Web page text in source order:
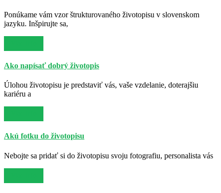
Ponúkame vám vzor štrukturovaného životopisu v slovenskom
jazyku. Inšpirujte sa,
Ako napísať dobrý životopis
Úlohou životopisu je predstaviť vás, vaše vzdelanie, doterajšiu
kariéru a
Akú fotku do životopisu
Nebojte sa pridať si do životopisu svoju fotografiu, personalista vás